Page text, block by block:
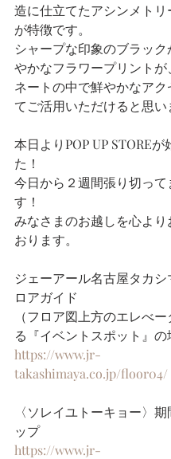
造に仕立てたアシンメトリ
が特徴です。
シャープな印象のブラッ
やかなフラワープリントが
ネートの中で鮮やかなアク
てご活用いただけると思い
本日よりPOP UP STOREが
た！
今日から２週間張り切って
す！
みなさまのお越しを心より
おります。
ジェーアール名古屋タカシ
ロアガイド
（フロア図上方のエレべ
る『イベントスポット』の
https://www.jr-
takashimaya.co.jp/floor04/
〈ソレイユトーキョー〉
ップ
https://www.jr-